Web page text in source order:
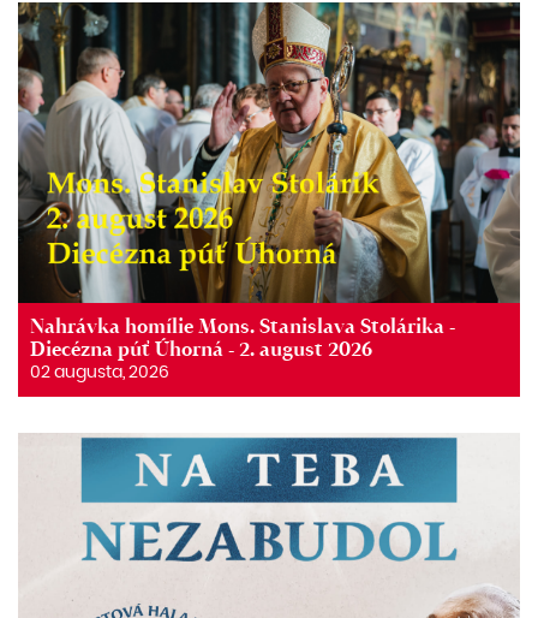
Nahrávka homílie Mons. Stanislava Stolárika -
Diecézna púť Úhorná - 2. august 2026
02 augusta, 2026